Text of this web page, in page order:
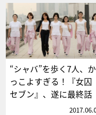
“シャバ”を歩く7人、か
っこよすぎる！『女囚
セブン』、遂に最終話